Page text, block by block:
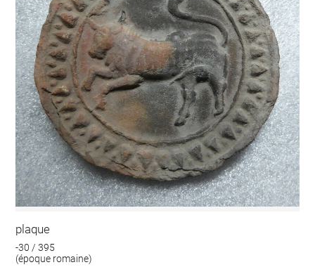
plaque
-30 / 395
(époque romaine)